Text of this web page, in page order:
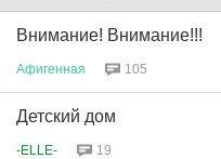
Внимание! Внимание!!!
Афигенная 105
Детский дом
-ELLE- 19